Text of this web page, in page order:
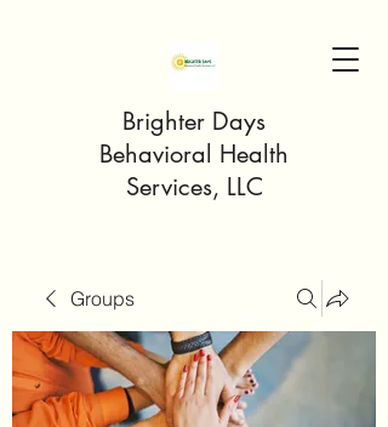
Brighter Days
Behavioral Health
Services, LLC
Groups